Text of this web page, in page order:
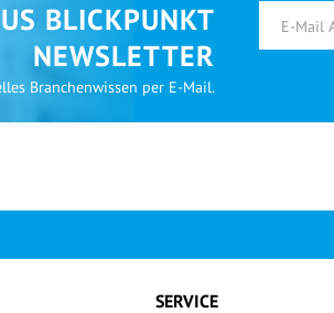
BLICKPUNKT
NEWSLETTER
Branchenwissen per E-Mail.
SERVICE